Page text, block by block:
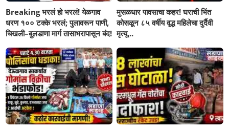
Breaking भरलं हो भरलं! येळगाव
धरण १०० टक्के भरलं; पुलावरून पाणी,
चिखली–बुलडाणा मार्ग तासाभरापासून बंद!
मुसळधार पावसाचा कहर! घराची भिंत
कोसळून ८५ वर्षीय वृद्ध महिलेचा दुर्दैवी
मृत्यू...